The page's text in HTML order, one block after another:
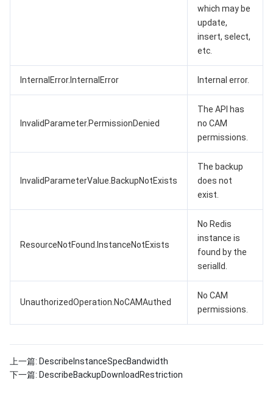
which may be
update,
insert, select,
etc.
InternalError.InternalError Internal error.
InvalidParameter.PermissionDenied
The API has
no CAM
permissions.
InvalidParameterValue.BackupNotExists
The backup
does not
exist.
ResourceNotFound.InstanceNotExists
No Redis
instance is
found by the
serialId.
UnauthorizedOperation.NoCAMAuthed
No CAM
permissions.
上一篇: DescribeInstanceSpecBandwidth
下一篇: DescribeBackupDownloadRestriction